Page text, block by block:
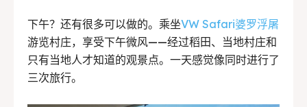
下午？还有很多可以做的。乘坐VW Safari婆罗浮屠
游览村庄，享受下午微风——经过稻田、当地村庄和
只有当地人才知道的观景点。一天感觉像同时进行了
三次旅行。